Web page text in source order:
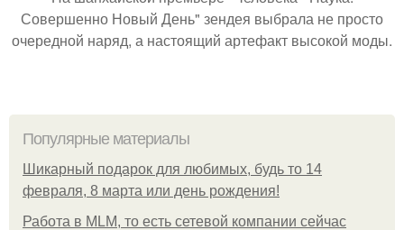
Совершенно Новый День" зендея выбрала не просто
очередной наряд, а настоящий артефакт высокой моды.
Популярные материалы
Шикарный подарок для любимых, будь то 14
февраля, 8 марта или день рождения!
Работа в MLM, то есть сетевой компании сейчас